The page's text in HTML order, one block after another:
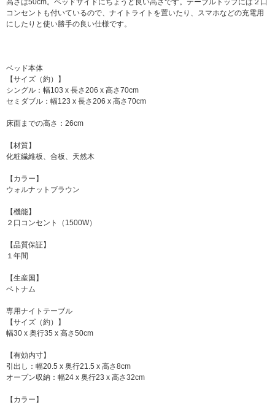
コンセントも付いているので、ナイトライトを置いたり、スマホなどの充電用
にしたりと使い勝手の良い仕様です。
ベッド本体
【サイズ（約）】
シングル：幅103 x 長さ206 x 高さ70cm
セミダブル：幅123 x 長さ206 x 高さ70cm
床面までの高さ：26cm
【材質】
化粧繊維板、合板、天然木
【カラー】
ウォルナットブラウン
【機能】
２口コンセント（1500W）
【品質保証】
１年間
【生産国】
ベトナム
専用ナイトテーブル
【サイズ（約）】
幅30 x 奥行35 x 高さ50cm
【有効内寸】
引出し：幅20.5 x 奥行21.5 x 高さ8cm
オープン収納：幅24 x 奥行23 x 高さ32cm
【カラー】